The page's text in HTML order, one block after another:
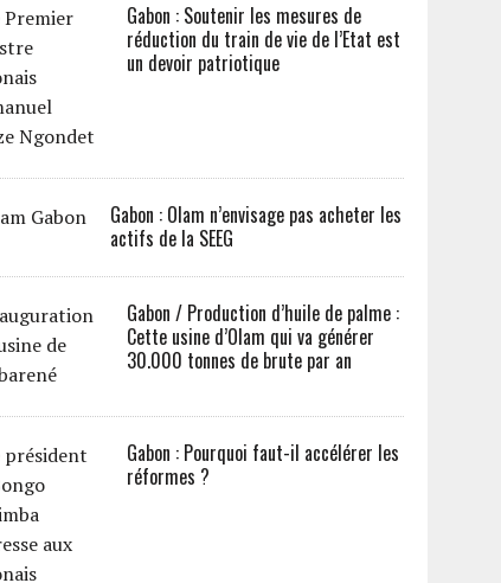
Gabon : Soutenir les mesures de
réduction du train de vie de l’Etat est
un devoir patriotique
Gabon : Olam n’envisage pas acheter les
actifs de la SEEG
Gabon / Production d’huile de palme :
Cette usine d’Olam qui va générer
30.000 tonnes de brute par an
Gabon : Pourquoi faut-il accélérer les
réformes ?